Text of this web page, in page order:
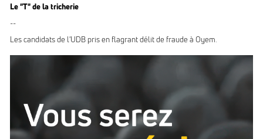
Le "T" de la tricherie
--
Les candidats de l'UDB pris en flagrant délit de fraude à Oyem.